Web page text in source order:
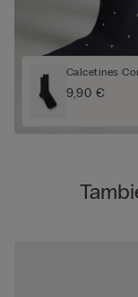
Calcetines
9,90 €